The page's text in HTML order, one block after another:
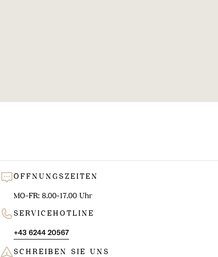
ÖFFNUNGSZEITEN
MO-FR: 8.00-17.00 Uhr
SERVICEHOTLINE
+43 6244 20567
SCHREIBEN SIE UNS